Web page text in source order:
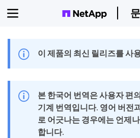
이 제품의 최신 릴리즈를 사
본 한국어 번역은 사용자 편
기계 번역입니다. 영어 버전
로 어긋나는 경우에는 언제
합니다.